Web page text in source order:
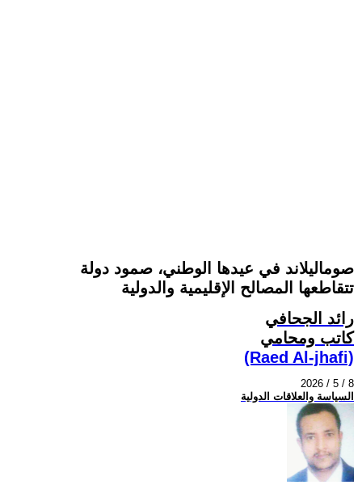
صوماليلاند في عيدها الوطني، صمود دولة
تتقاطعها المصالح الإقليمية والدولية
رائد الجحافي
كاتب ومحامي
(Raed Al-jhafi)
2026 / 5 / 8
السياسة والعلاقات الدولية